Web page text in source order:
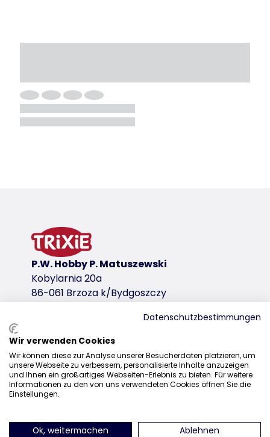
P.W. Hobby P. Matuszewski
Kobylarnia 20a
86-061 Brzoza k/Bydgoszczy
Dystrybucja
+48 52 381 07 31
kontakt@trixiepolska.pl
Datenschutzbestimmungen
Wir verwenden Cookies
Wir können diese zur Analyse unserer Besucherdaten platzieren, um
unsere Webseite zu verbessern, personalisierte Inhalte anzuzeigen
und Ihnen ein großartiges Webseiten-Erlebnis zu bieten. Für weitere
Informationen zu den von uns verwendeten Cookies öffnen Sie die
Einstellungen.
Ok, weitermachen Ablehnen